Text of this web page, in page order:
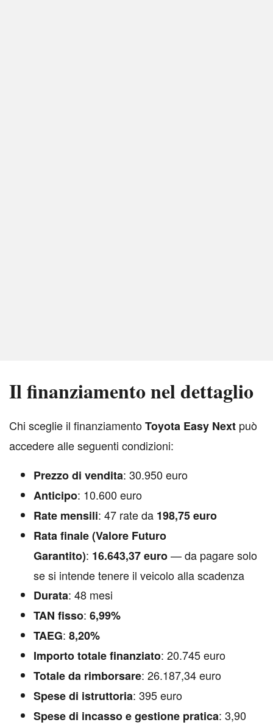
Il finanziamento nel dettaglio
Chi sceglie il finanziamentoToyota Easy Next può
accedere alle seguenti condizioni:
Prezzo di vendita: 30.950 euro
Anticipo: 10.600 euro
Rate mensili: 47 rate da 198,75 euro
Rata finale (Valore Futuro
Garantito): 16.643,37 euro— da pagare solo
se si intende tenere il veicolo alla scadenza
Durata: 48 mesi
TAN fisso: 6,99%
TAEG: 8,20%
Importo totale finanziato: 20.745 euro
Totale da rimborsare: 26.187,34 euro
Spese di istruttoria: 395 euro
Spese di incasso e gestione pratica: 3,90